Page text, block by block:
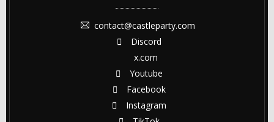
contact@castleparty.com
Discord
x.com
Youtube
Facebook
Instagram